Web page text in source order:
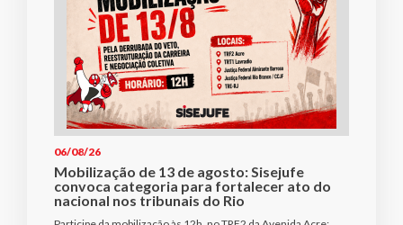
06/08/26
Mobilização de 13 de agosto: Sisejufe
convoca categoria para fortalecer ato do
nacional nos tribunais do Rio